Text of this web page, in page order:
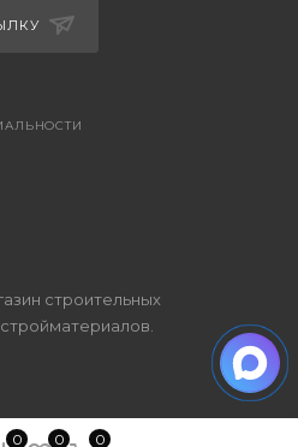
0 0 0
строительных